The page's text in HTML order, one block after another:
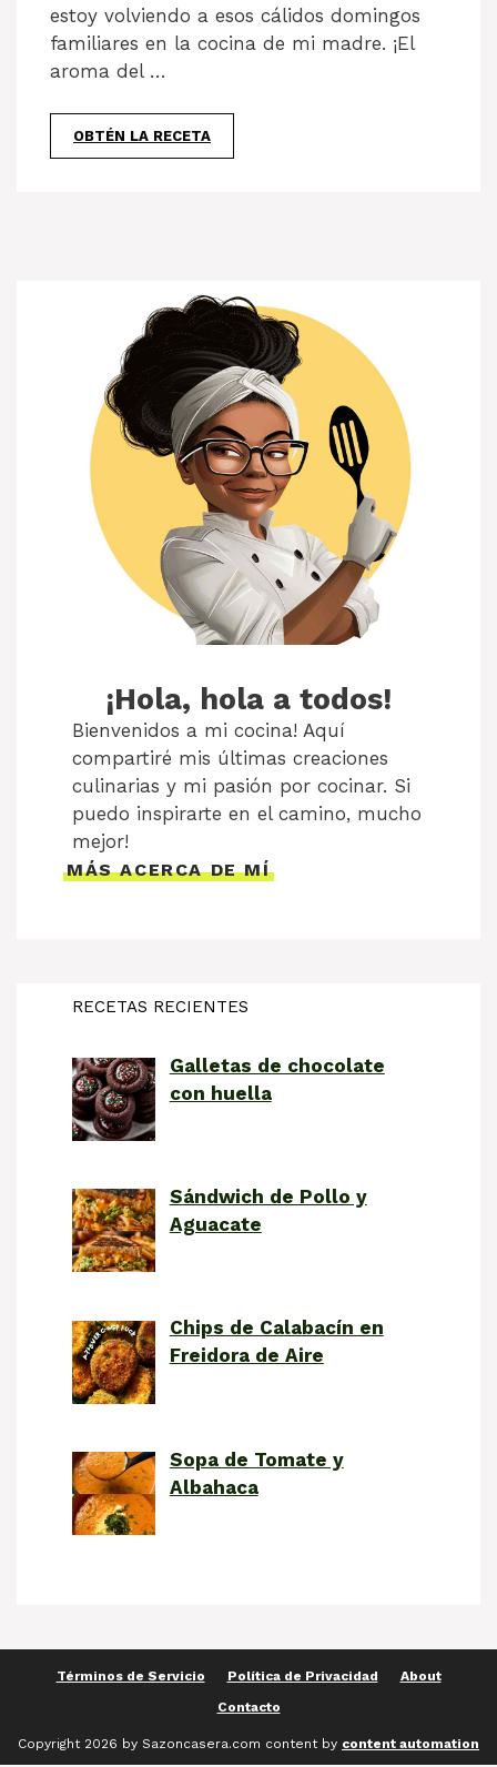
estoy volviendo a esos cálidos domingos
familiares en la cocina de mi madre. ¡El
aroma del …
OBTÉN LA RECETA
¡Hola, hola a todos!
Bienvenidos a mi cocina! Aquí
compartiré mis últimas creaciones
culinarias y mi pasión por cocinar. Si
puedo inspirarte en el camino, mucho
mejor!
MÁS ACERCA DE MÍ
RECETAS RECIENTES
Galletas de chocolate
con huella
Sándwich de Pollo y
Aguacate
Chips de Calabacín en
Freidora de Aire
Sopa de Tomate y
Albahaca
Términos de Servicio Política de Privacidad
About
Contacto
Copyright 2026 by Sazoncasera.com content by content automation